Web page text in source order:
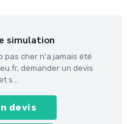
simulation
pas cher n'a jamais été
demander un devis
s...
devis